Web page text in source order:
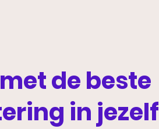
de beste
in jezelf